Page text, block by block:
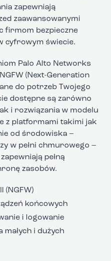
zapewniają
zaawansowanymi
firmom bezpieczne
cyfrowym świecie.
Palo Alto Networks
(Next-Generation
do potrzeb Twojego
dostępne są zarówno
i rozwiązania w modelu
z platformami takimi jak
od środowiska –
w pełni chmurowego –
pełną
zasobów.
(NGFW)
końcowych
i logowanie
i dużych